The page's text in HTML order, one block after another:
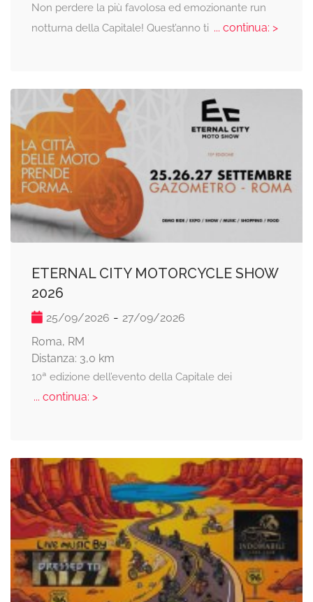
Non perdere la più favolosa ed emozionante run
notturna della Capitale! Quest’anno ti ... continua: >
ETERNAL CITY MOTORCYCLE SHOW
2026
25/09/2026 - 27/09/2026
Roma, RM
Distanza: 3,0 km
10ª edizione dell’evento della Capitale dei
... continua: >